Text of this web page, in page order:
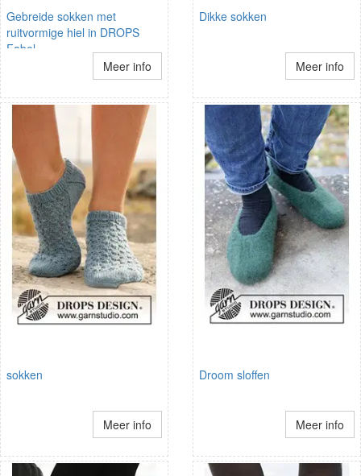
Gebreide sokken met
ruitvormige hiel in DROPS
Fabel
Meer info
Dikke sokken
Meer info
sokken
Meer info
Droom sloffen
Meer info